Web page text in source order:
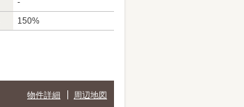
-
150%
物件詳細 周辺地図